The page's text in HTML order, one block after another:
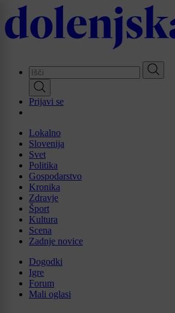
Skip
to
main
Prijavi se
Lokalno
Slovenija
Svet
Politika
Gospodarstvo
Kronika
Zdravje
Šport
Kultura
Scena
Zadnje novice
Dogodki
Igre
Forum
Mali oglasi